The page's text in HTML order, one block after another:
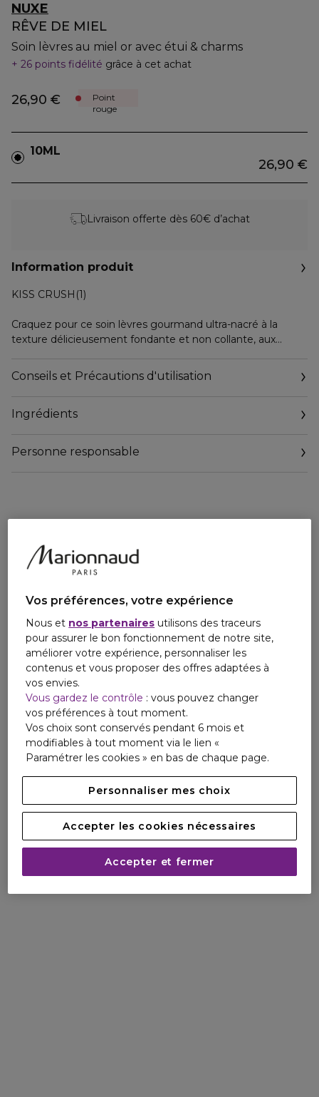
NUXE
RÊVE DE MIEL
Soin lèvres au miel or avec étui & charms
26 points fidélité grâce à cet achat
26,90 €
Point
rouge
10ML
26,90 €
Livraison offerte dès 60€ d’achat
Information produit
KISS CRUSH(1)
Craquez pour ce soin lèvres gourmand ultra-nacré à la
texture délicieusement fondante et non collante, aux
sur les lèvres pour un effet glossy tout en confort.
visiblement plus lisses, plus souples et plus douces.
Glissez-le dans son étui exclusif à accrocher au sac à main
pour l'emmener partout, décoré de ses charms
parapharmacies
GERSDATA SOGEARLY - NUXE Marché Dermocosmétique
- Segment Lip Care - Valeur CATTC - Pharmacie et
Parapharmacie - France - MAT 06/2025
(1)Coup de coeur lèvres
(2)Test d'usage - 33 volontaires. % de satisfaction
immédiatement après application.
(3)Test d'usage - 33 volontaires. % de satisfaction après 14
jours.
Conseils et Précautions d'utilisation
Ingrédients
Personne responsable
Vos préférences, votre expérience
Nous et nos partenaires utilisons des traceurs
pour assurer le bon fonctionnement de notre site,
améliorer votre expérience, personnaliser les
contenus et vous proposer des offres adaptées à
vos envies.
Vous gardez le contrôle : vous pouvez changer
vos préférences à tout moment.
Vos choix sont conservés pendant 6 mois et
modifiables à tout moment via le lien «
Paramétrer les cookies » en bas de chaque page.
Personnaliser mes choix
Accepter les cookies nécessaires
Accepter et fermer